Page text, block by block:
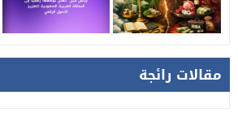
مقالات رائجة